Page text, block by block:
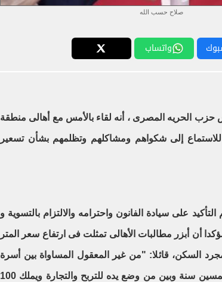
صلاح حسب الله
واتساب
حزب الحريه المصرى ، أنه لقاء بالأمس مع أهالى منطقة
للاستماع إلى شكواهم ومشاكلهم وتظلمهم بشأن تسعير
على سيادة الفانون واحترامه والالتزام بالتسوية و
أن أبزر مطالبات الأهالى تمثلت فى ارتفاع سعر المتر
السكن، قائلا: "من غير المعقول المساواة بين أسرة
تسكن فى 100 متر من خمسين سنة وبين من وضع يده للتربح والتجارة ويملك 100